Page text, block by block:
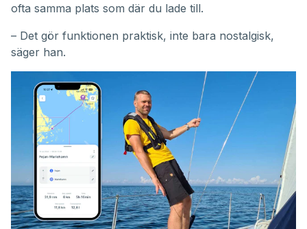
ofta samma plats som där du lade till.
– Det gör funktionen praktisk, inte bara nostalgisk,
säger han.